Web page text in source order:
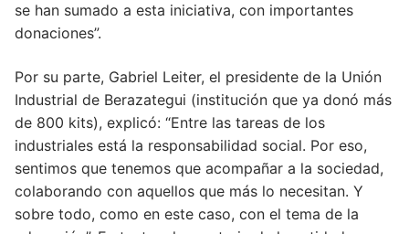
se han sumado a esta iniciativa, con importantes
donaciones”.
Por su parte, Gabriel Leiter, el presidente de la Unión
Industrial de Berazategui (institución que ya donó más
de 800 kits), explicó: “Entre las tareas de los
industriales está la responsabilidad social. Por eso,
sentimos que tenemos que acompañar a la sociedad,
colaborando con aquellos que más lo necesitan. Y
sobre todo, como en este caso, con el tema de la